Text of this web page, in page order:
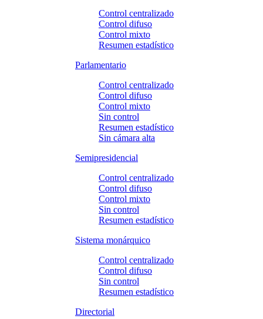
Control centralizado
Control difuso
Control mixto
Resumen estadístico
Parlamentario
Control centralizado
Control difuso
Control mixto
Sin control
Resumen estadístico
Sin cámara alta
Semipresidencial
Control centralizado
Control difuso
Control mixto
Sin control
Resumen estadístico
Sistema monárquico
Control centralizado
Control difuso
Sin control
Resumen estadístico
Directorial